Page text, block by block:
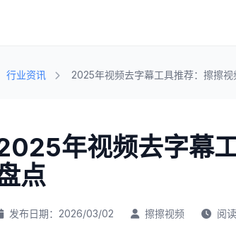
行业资讯 2025年视频去字幕工具推荐：擦擦
年视频去字幕
点
发布日期：2026/03/02 擦擦视频 阅